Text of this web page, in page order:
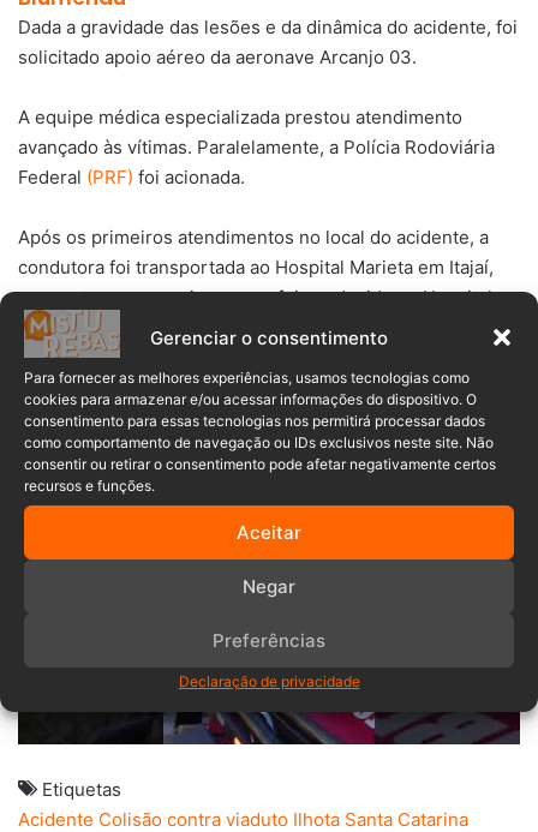
Gerenciar o consentimento
Para fornecer as melhores experiências, usamos tecnologias como
cookies para armazenar e/ou acessar informações do dispositivo. O
consentimento para essas tecnologias nos permitirá processar dados
como comportamento de navegação ou IDs exclusivos neste site. Não
consentir ou retirar o consentimento pode afetar negativamente certos
recursos e funções.
Aceitar
Negar
Preferências
Declaração de privacidade
Dada a gravidade das lesões e da dinâmica do acidente, foi
solicitado apoio aéreo da aeronave Arcanjo 03.
A equipe médica especializada prestou atendimento
avançado às vítimas. Paralelamente, a Polícia Rodoviária
Federal (PRF) foi acionada.
Após os primeiros atendimentos no local do acidente, a
condutora foi transportada ao Hospital Marieta em Itajaí,
enquanto o passageiro menor foi conduzido ao Hospital
Pequeno Anjo, também em Itajaí, ambos para cuidados
médicos especializados.
ASSISTA O VÍDEO ⤵️
Etiquetas
Acidente Colisão contra viaduto Ilhota Santa Catarina